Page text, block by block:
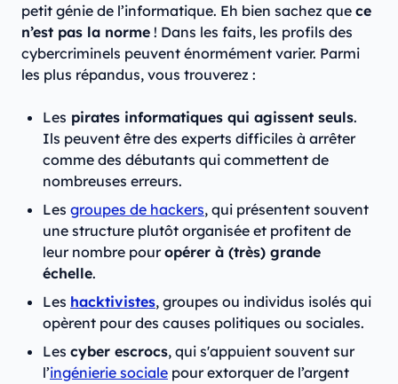
petit génie de l’informatique. Eh bien sachez que ce
n’est pas la norme ! Dans les faits, les profils des
cybercriminels peuvent énormément varier. Parmi
les plus répandus, vous trouverez :
Les pirates informatiques qui agissent seuls.
Ils peuvent être des experts difficiles à arrêter
comme des débutants qui commettent de
nombreuses erreurs.
Les groupes de hackers, qui présentent souvent
une structure plutôt organisée et profitent de
leur nombre pouropérer à (très) grande
échelle.
Les hacktivistes, groupes ou individus isolés qui
opèrent pour des causes politiques ou sociales.
Les cyber escrocs, qui s'appuient souvent sur
l’ingénierie sociale pour extorquer de l’argent